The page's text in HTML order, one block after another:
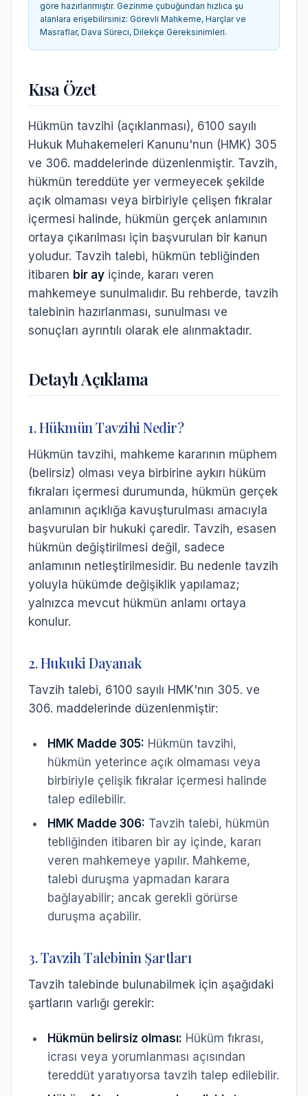
göre hazırlanmıştır. Gezinme çubuğundan hızlıca şu
alanlara erişebilirsiniz: Görevli Mahkeme, Harçlar ve
Masraflar, Dava Süreci, Dilekçe Gereksinimleri.
Kısa Özet
Hükmün tavzihi (açıklanması), 6100 sayılı
Hukuk Muhakemeleri Kanunu'nun (HMK) 305
ve 306. maddelerinde düzenlenmiştir. Tavzih,
hükmün tereddüte yer vermeyecek şekilde
açık olmaması veya birbiriyle çelişen fıkralar
içermesi halinde, hükmün gerçek anlamının
ortaya çıkarılması için başvurulan bir kanun
yoludur. Tavzih talebi, hükmün tebliğinden
itibaren bir ay içinde, kararı veren
mahkemeye sunulmalıdır. Bu rehberde, tavzih
talebinin hazırlanması, sunulması ve
sonuçları ayrıntılı olarak ele alınmaktadır.
Detaylı Açıklama
1. Hükmün Tavzihi Nedir?
Hükmün tavzihi, mahkeme kararının müphem
(belirsiz) olması veya birbirine aykırı hüküm
fıkraları içermesi durumunda, hükmün gerçek
anlamının açıklığa kavuşturulması amacıyla
başvurulan bir hukuki çaredir. Tavzih, esasen
hükmün değiştirilmesi değil, sadece
anlamının netleştirilmesidir. Bu nedenle tavzih
yoluyla hükümde değişiklik yapılamaz;
yalnızca mevcut hükmün anlamı ortaya
konulur.
2. Hukuki Dayanak
Tavzih talebi, 6100 sayılı HMK'nın 305. ve
306. maddelerinde düzenlenmiştir:
HMK Madde 305: Hükmün tavzihi,
hükmün yeterince açık olmaması veya
birbiriyle çelişik fıkralar içermesi halinde
talep edilebilir.
HMK Madde 306: Tavzih talebi, hükmün
tebliğinden itibaren bir ay içinde, kararı
veren mahkemeye yapılır. Mahkeme,
talebi duruşma yapmadan karara
bağlayabilir; ancak gerekli görürse
duruşma açabilir.
3. Tavzih Talebinin Şartları
Tavzih talebinde bulunabilmek için aşağıdaki
şartların varlığı gerekir:
Hükmün belirsiz olması: Hüküm fıkrası,
icrası veya yorumlanması açısından
tereddüt yaratıyorsa tavzih talep edilebilir.